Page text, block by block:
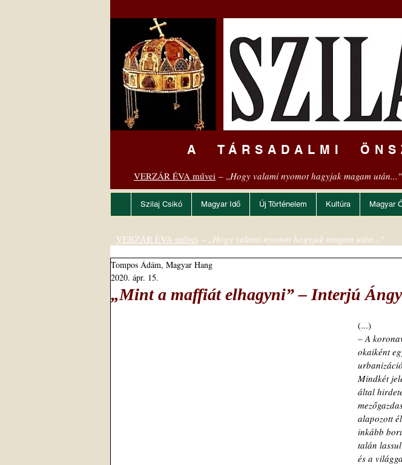
A TÁRSADALMI
VERZÁR ÉVA művei – „Hogy valami nyomot hagyjak magam után..."
Szilaj Csikó Magyar Idő Új Történelem Kultúra Magyar
„Mint a maffiát elhagyni” – Interjú
Tompos Ádám, Magyar Hang
2020. ápr. 15.
(...)
– A
okaiként
Mindkét
által
alapozott
inkább
talán
és a
VERZÁR ÉVA művei – „Hogy valami nyomot hagyjak magam után..."